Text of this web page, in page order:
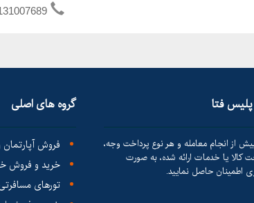
پلیس فتا
از انجام معامله و هر نوع پرداخت وجه،
کالا یا خدمات ارائه شده، به صورت
اطمینان حاصل نمایید.
گروه های اصلی
فروش آپارتمان
خرید و فروش
تورهای